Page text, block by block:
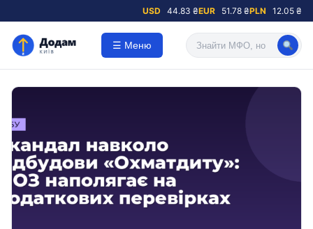
USD 44.83 ₴EUR 51.78 ₴PLN 12.05 ₴
☰ Меню